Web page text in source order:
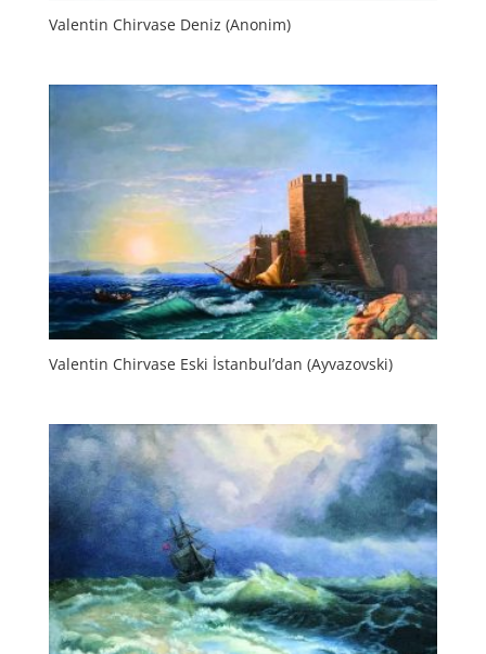
Valentin Chirvase Deniz (Anonim)
Valentin Chirvase Eski İstanbul’dan (Ayvazovski)